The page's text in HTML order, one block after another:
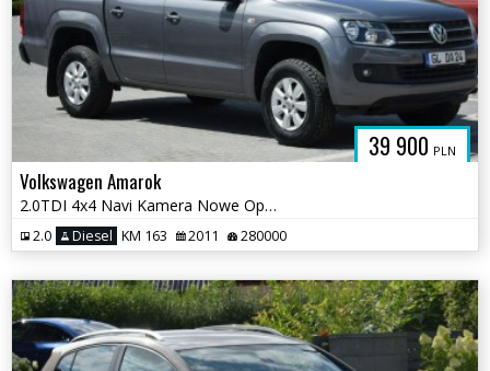
39 900 PLN
Volkswagen Amarok
2.0TDI 4x4 Navi Kamera Nowe Opony Sprowadzony Opłacony
2.0 Diesel KM 163 2011 280000